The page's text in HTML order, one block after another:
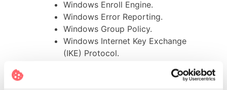
Windows Enroll Engine.
Windows Error Reporting.
Windows Group Policy.
Windows Internet Key Exchange
(IKE) Protocol.